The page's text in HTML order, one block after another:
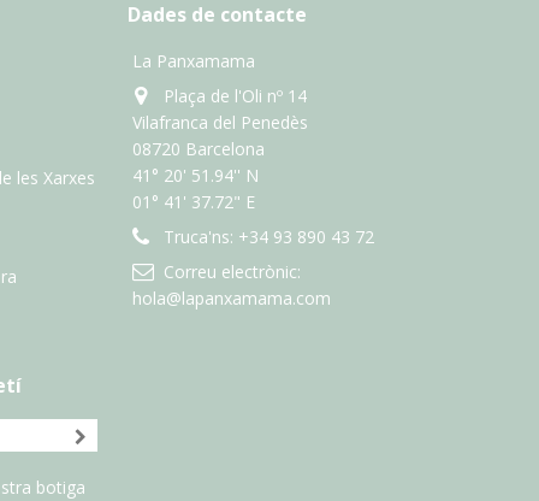
les Xarxes
Dades de contacte
La Panxamama
Plaça de l'Oli nº 14
Vilafranca del Penedès
08720 Barcelona
41° 20' 51.94'' N
01° 41' 37.72" E
Truca'ns: +34 93 890 43 72
Correu electrònic:
hola@lapanxamama.com
botiga